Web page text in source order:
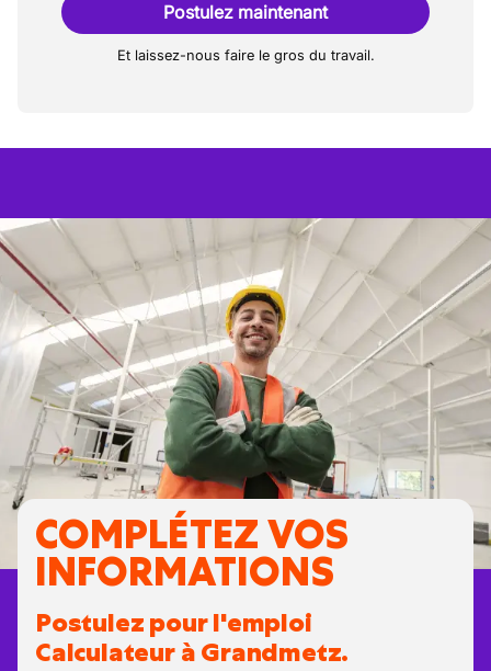
Postulez maintenant
Et laissez-nous faire le gros du travail.
COMPLÉTEZ VOS
INFORMATIONS
Postulez pour l'emploi
Calculateur à Grandmetz.